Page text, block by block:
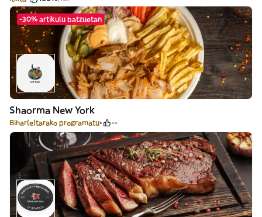
-30% artikulu batzuetan
Shaorma New York
Bihar(e)tarako programatu --